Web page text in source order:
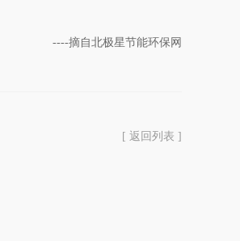
----摘自北极星节能环保网
[ 返回列表 ]